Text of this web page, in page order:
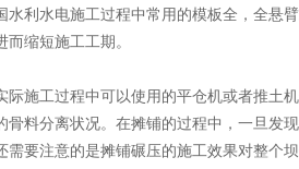
利水电施工过程中常用的模板全，全悬
缩短施工工期。
施工过程中可以使用的平仓机或者推土
料分离状况。在摊铺的过程中，一旦发
要注意的是摊铺碾压的施工效果对整个